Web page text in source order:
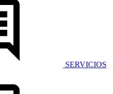
SERVICIOS